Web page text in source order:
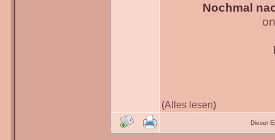
Nochmal
(Alles lesen)
Dieser